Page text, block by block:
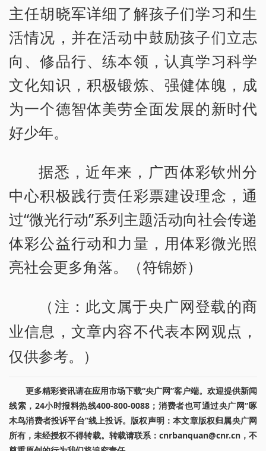
主任胡晓军详细了解孩子们学习和生
活情况，并在活动中鼓励孩子们立志
向、修品行、练本领，认真学习科学
文化知识，积极锻炼、强健体魄，成
为一个德智体美劳全面发展的新时代
好少年。
据悉，近年来，广西体彩钦州分
中心积极践行责任彩票建设理念，通
过“微光行动”系列主题活动向社会传递
体彩公益行动和力量，用体彩微光照
亮社会更多角落。（符锦娇）
（注：此文属于央广网登载的商
业信息，文章内容不代表本网观点，
仅供参考。）
更多精彩资讯请在应用市场下载“央广网”客户端。欢迎提供新闻
线索，24小时报料热线400-800-0088；消费者也可通过央广网“啄
木鸟消费者投诉平台”线上投诉。版权声明：本文章版权归属央广网
所有，未经授权不得转载。转载请联系：cnrbanquan@cnr.cn，不